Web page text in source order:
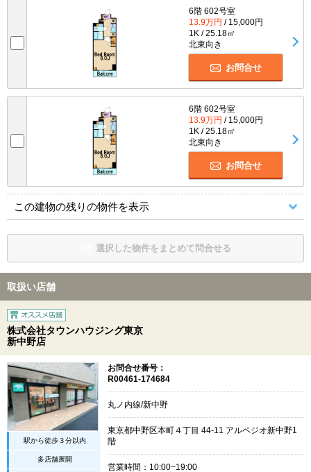
6階 602号室
13.9万円 / 15,000円
1K / 25.18㎡
北東向き
お問合せ
6階 602号室
13.9万円 / 15,000円
1K / 25.18㎡
北東向き
お問合せ
この建物の残りの物件を表示
選択した物件をまとめて問合せる
取扱い店舗
株式会社タウンハウジング東京
新中野店
駅から徒歩３分以内
多店舗展開
お問合せ番号：
R00461-174684
丸ノ内線/新中野
東京都中野区本町４丁目 44-11 アルペジオ新中野1
階
営業時間：10:00~19:00